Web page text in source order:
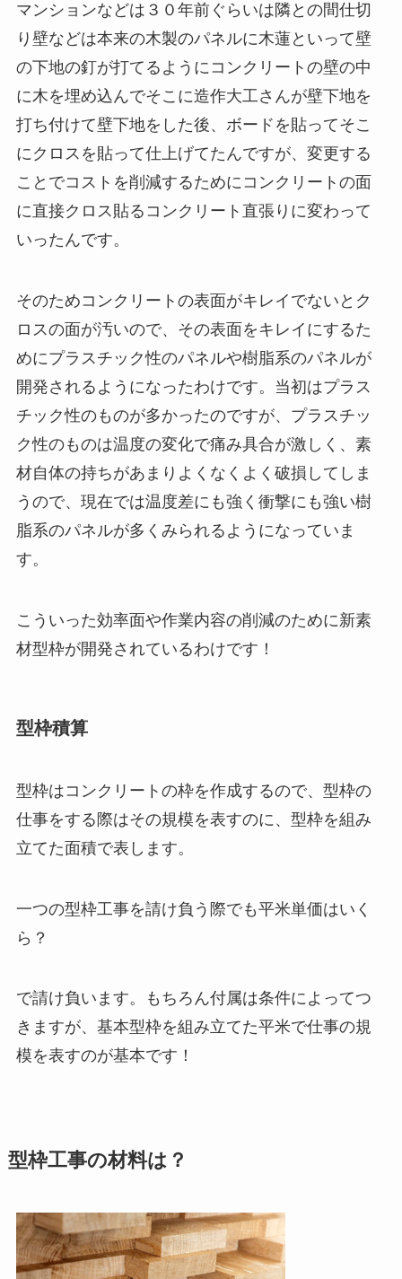
マンションなどは３０年前ぐらいは隣との間仕切
り壁などは本来の木製のパネルに木蓮といって壁
の下地の釘が打てるようにコンクリートの壁の中
に木を埋め込んでそこに造作大工さんが壁下地を
打ち付けて壁下地をした後、ボードを貼ってそこ
にクロスを貼って仕上げてたんですが、変更する
ことでコストを削減するためにコンクリートの面
に直接クロス貼るコンクリート直張りに変わって
いったんです。
そのためコンクリートの表面がキレイでないとク
ロスの面が汚いので、その表面をキレイにするた
めにプラスチック性のパネルや樹脂系のパネルが
開発されるようになったわけです。当初はプラス
チック性のものが多かったのですが、プラスチッ
ク性のものは温度の変化で痛み具合が激しく、素
材自体の持ちがあまりよくなくよく破損してしま
うので、現在では温度差にも強く衝撃にも強い樹
脂系のパネルが多くみられるようになっていま
す。
こういった効率面や作業内容の削減のために新素
材型枠が開発されているわけです！
型枠積算
型枠はコンクリートの枠を作成するので、型枠の
仕事をする際はその規模を表すのに、型枠を組み
立てた面積で表します。
一つの型枠工事を請け負う際でも平米単価はいく
ら？
で請け負います。もちろん付属は条件によってつ
きますが、基本型枠を組み立てた平米で仕事の規
模を表すのが基本です！
型枠工事の材料は？